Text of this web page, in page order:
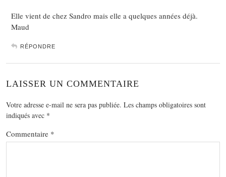
Elle vient de chez Sandro mais elle a quelques années déjà.
Maud
RÉPONDRE
LAISSER UN COMMENTAIRE
Votre adresse e-mail ne sera pas publiée. Les champs obligatoires sont
indiqués avec *
Commentaire *